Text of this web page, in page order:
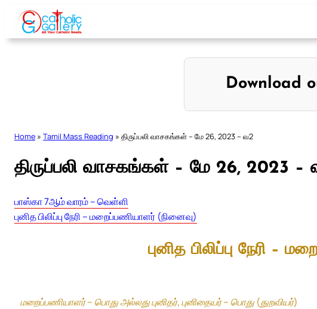
Skip
content
Download
Home » Tamil Mass Reading » திருப்பலி வாசகங்கள் – மே 26, 2023 – வ2
திருப்பலி வாசகங்கள் – மே 26, 2023 –
பாஸ்கா 7ஆம் வாரம் – வெள்ளி
புனித பிலிப்பு நேரி – மறைப்பணியாளர் (நினைவு)
புனித பிலிப்பு நேரி –
மறைப்பணியாளர் – பொது அல்லது புனிதர், புனிதையர் – பொது (துறவியர்)